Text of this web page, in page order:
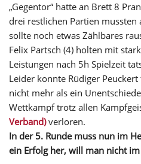
„Gegentor“ hatte an Brett 8
drei restlichen Partien mussten
sollte noch etwas Zählbares
Felix Partsch (4) holten mit
Leistungen nach 5h Spielzeit
Leider konnte Rüdiger
nicht mehr als ein
Wettkampf trotz allen
Verband)verloren.
In der 5. Runde muss nun im
ein Erfolg her, will man nicht